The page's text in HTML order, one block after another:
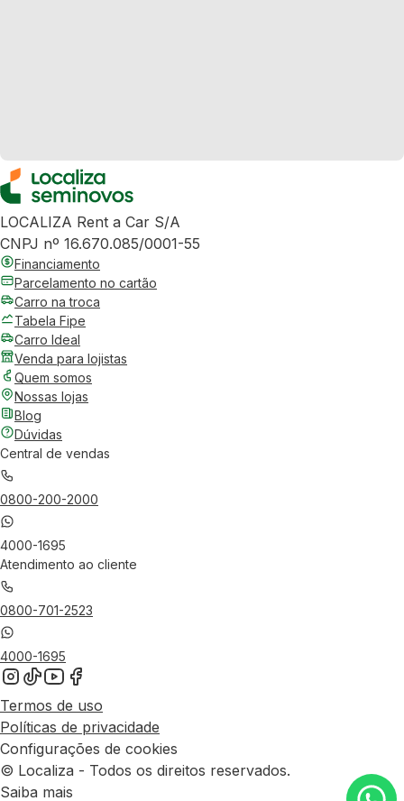
LOCALIZA Rent a Car S/A
CNPJ nº 16.670.085/0001-55
Financiamento
Parcelamento no cartão
Carro na troca
Tabela Fipe
Carro Ideal
Venda para lojistas
Quem somos
Nossas lojas
Blog
Dúvidas
Central de vendas
0800-200-2000
4000-1695
Atendimento ao cliente
0800-701-2523
4000-1695
Termos de uso
Políticas de privacidade
Configurações de cookies
© Localiza - Todos os direitos reservados.
Saiba mais